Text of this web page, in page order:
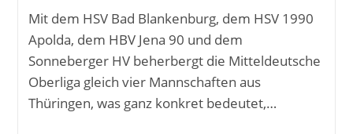
Mit dem HSV Bad Blankenburg, dem HSV 1990
Apolda, dem HBV Jena 90 und dem
Sonneberger HV beherbergt die Mitteldeutsche
Oberliga gleich vier Mannschaften aus
Thüringen, was ganz konkret bedeutet,…